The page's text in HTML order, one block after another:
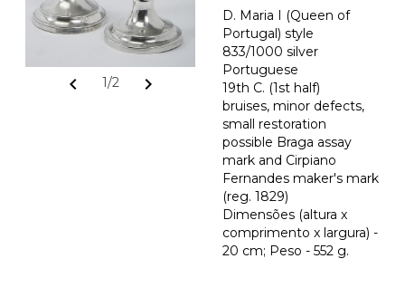
chevron_left 1/2 chevron_right
D. Maria I (Queen of
Portugal) style
833/1000 silver
Portuguese
19th C. (1st half)
bruises, minor defects,
small restoration
possible Braga assay
mark and Cirpiano
Fernandes maker's mark
(reg. 1829)
Dimensões (altura x
comprimento x largura) -
20 cm; Peso - 552 g.